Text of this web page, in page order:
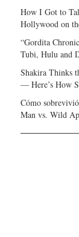
How I Got to
Hollywood on
“Gordita
Tubi, Hulu and
Shakira Thinks
— Here’s How
Cómo
Man vs. Wild